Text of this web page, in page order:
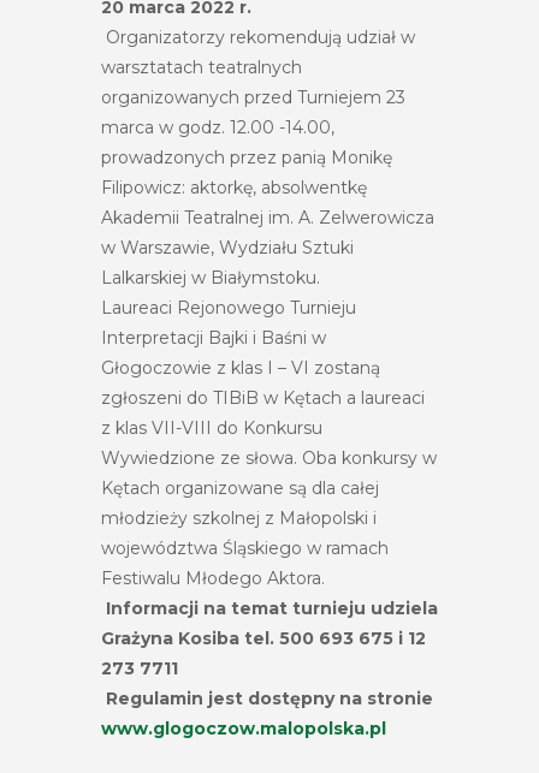
20 marca 2022 r.
Organizatorzy rekomendują udział w
warsztatach teatralnych
organizowanych przed Turniejem 23
marca w godz. 12.00 -14.00,
prowadzonych przez panią Monikę
Filipowicz: aktorkę, absolwentkę
Akademii Teatralnej im. A. Zelwerowicza
w Warszawie, Wydziału Sztuki
Lalkarskiej w Białymstoku.
Laureaci Rejonowego Turnieju
Interpretacji Bajki i Baśni w
Głogoczowie z klas I – VI zostaną
zgłoszeni do TIBiB w Kętach a laureaci
z klas VII-VIII do Konkursu
Wywiedzione ze słowa. Oba konkursy w
Kętach organizowane są dla całej
młodzieży szkolnej z Małopolski i
województwa Śląskiego w ramach
Festiwalu Młodego Aktora.
Informacji na temat turnieju udziela
Grażyna Kosiba tel. 500 693 675 i 12
273 7711
Regulamin jest dostępny na stronie
www.glogoczow.malopolska.pl